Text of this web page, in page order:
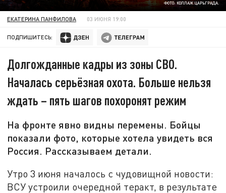
ФОТО: КОЛЛАЖ ЦАРЬГРАДА.
ЕКАТЕРИНА ПАНФИЛОВА 03 ИЮНЯ 19:00
ПОДПИШИТЕСЬ:
Долгожданные кадры из зоны СВО.
Началась серьёзная охота. Больше нельзя
ждать – пять шагов похоронят режим
На фронте явно видны перемены. Бойцы
показали фото, которые хотела увидеть вся
Россия. Рассказываем детали.
Утро 3 июня началось с чудовищной новости:
ВСУ устроили очередной теракт, в результате